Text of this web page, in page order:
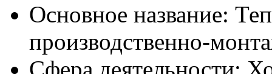
Основное название:
производственно-
Сфера деятельности: